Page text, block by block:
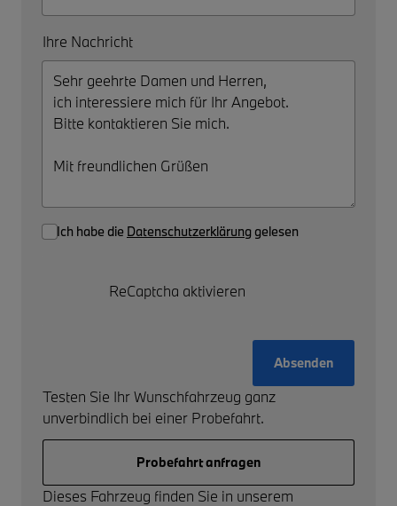
Ihre Nachricht
Ich habe die Datenschutzerklärung gelesen
ReCaptcha aktivieren
Absenden
Testen Sie Ihr Wunschfahrzeug ganz
unverbindlich bei einer Probefahrt.
Probefahrt anfragen
Dieses Fahrzeug finden Sie in unserem